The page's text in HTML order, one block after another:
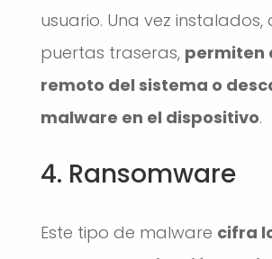
usuario. Una vez instalados,
puertas traseras, permiten
remoto del sistema o
malware en el dispositivo.
4. Ransomware
Este tipo de malware cifra